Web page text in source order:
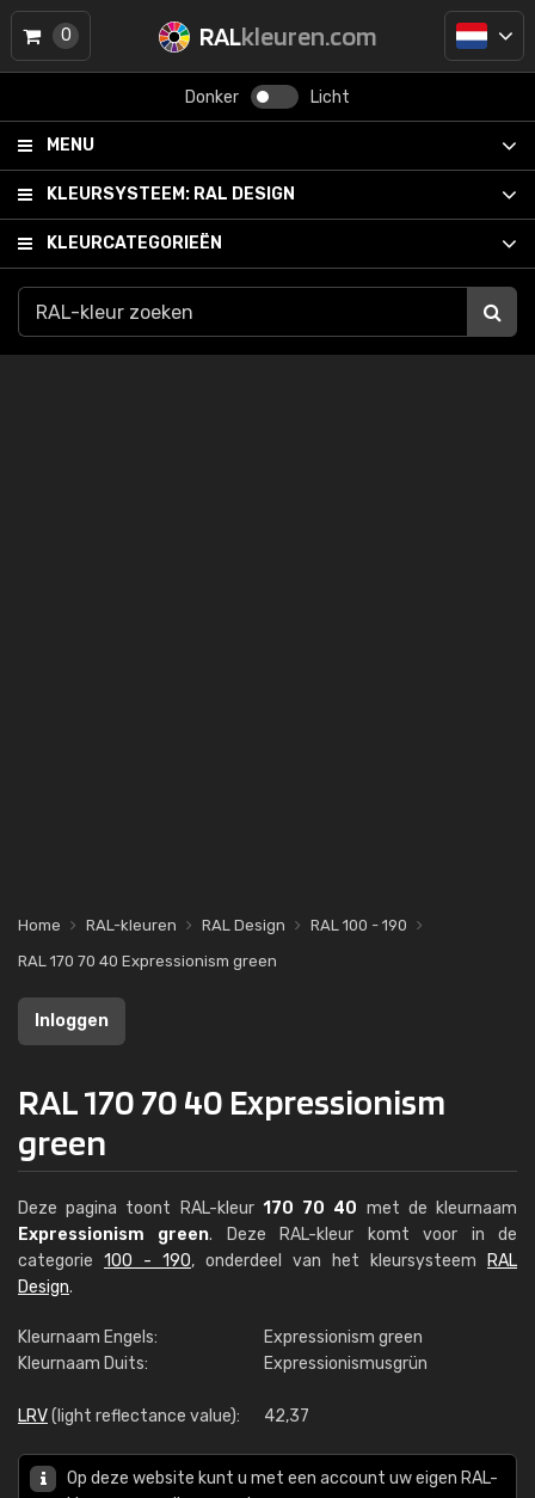
RALkleuren.com
Donker Licht
MENU
KLEURSYSTEEM: RAL DESIGN
KLEURCATEGORIEËN
0
Home RAL-kleuren RAL Design
RAL 100 - 190
RAL 170 70 40 Expressionism green
Inloggen
RAL 170 70 40 Expressionism
green
Deze pagina toont RAL-kleur 170 70 40 met de kleurnaam
Expressionism green. Deze RAL-kleur komt voor in de
categorie 100 - 190, onderdeel van het kleursysteem
RAL
Design.
Kleurnaam Engels:
Expressionism green
Kleurnaam Duits:
Expressionismusgrün
LRV(light reflectance value): 42,37
Op deze website kunt u met een account uw eigen RAL-